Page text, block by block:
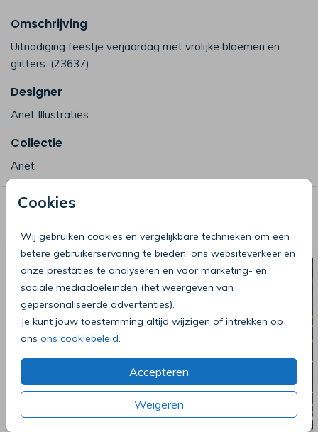
Cookies
Wij gebruiken cookies en vergelijkbare technieken om een
betere gebruikerservaring te bieden, ons websiteverkeer en
onze prestaties te analyseren en voor marketing- en
sociale mediadoeleinden (het weergeven van
gepersonaliseerde advertenties).
Je kunt jouw toestemming altijd wijzigen of intrekken op
ons ons cookiebeleid
Accepteren
Weigeren
Omschrijving
Uitnodiging feestje verjaardag met vrolijke bloemen en
glitters. (23637)
Designer
Anet Illustraties
Collectie
Anet
Deze producten zijn wellicht ook iets
voor je